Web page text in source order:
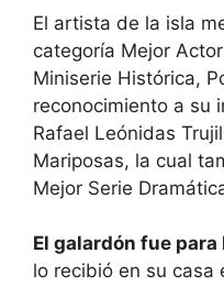
El artista de la isla
categoría Mejor
Miniserie Histórica,
reconocimiento a su
Rafael Leónidas
Mariposas, la cual
Mejor Serie
El galardón fue
lo recibió en su casa